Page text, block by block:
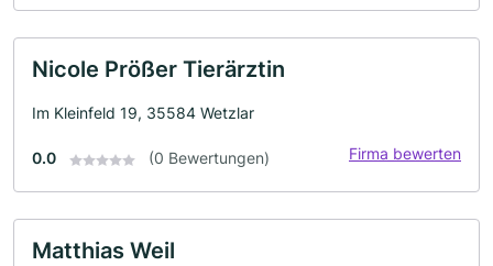
Nicole Prößer Tierärztin
Im Kleinfeld 19, 35584 Wetzlar
0.0 (0 Bewertungen) Firma bewerten
Matthias Weil